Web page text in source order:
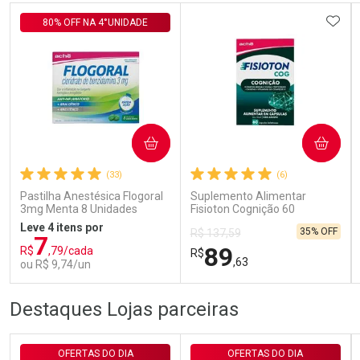
Comprar sem Desconto
Por R$ 143,94/cada
Comprar sem Desconto
Por R$ 143,94/cada
(33)
Pastilha Anestésica Flogoral
3mg Menta 8 Unidades
80% OFF NA 4°UNIDADE
Leve 4 itens por
R$7,79/cada
ou R$ 9,74/un
COMPRAR
FECHAR
Laboratório
FECHAR
Por Menos
(6)
Suplemento Alimentar
Fisioton Cognição 60
Cápsulas Gelatinosas
R$ 137,59
R$89,63
35% OFF
COMPRAR
Por Menos
Destaques Lojas parceiras
OFERTAS DO DIA OFERTAS DO DIA